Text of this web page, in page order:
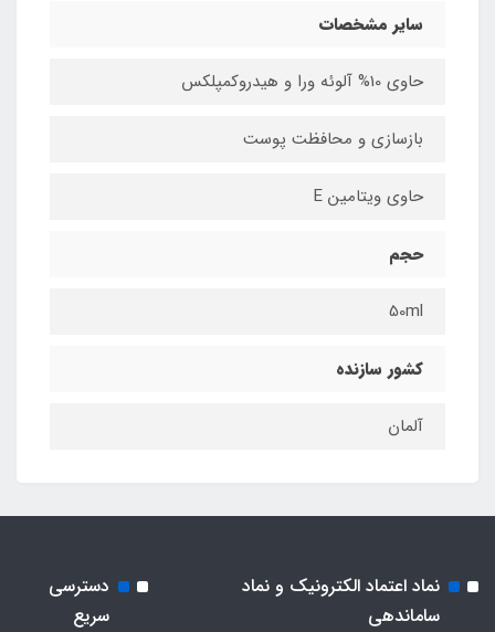
سایر مشخصات
حاوی 10% آلوئه ورا و هیدروکمپلکس
بازسازی و محافظت پوست
حاوی ویتامین E
حجم
50ml
کشور سازنده
آلمان
نماد اعتماد الکترونیک و نماد
ساماندهی
دسترسی
سریع